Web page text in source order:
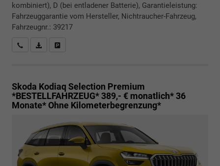
kombiniert), D (bei entladener Batterie), Garantieleistung:
Fahrzeuggarantie vom Hersteller, Nichtraucher-Fahrzeug,
Fahrzeugnr.: 39217
Rückrufbitte absenden
PDF-Datei, Fahrzeugexposé drucken
Skoda Kodiaq Selection Premium
*BESTELLFAHRZEUG* 389,- € monatlich* 36
Monate* Ohne Kilometerbegrenzung*